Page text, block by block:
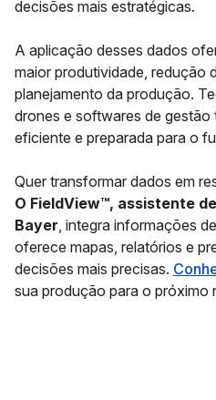
decisões mais estratégicas.
A aplicação desses dados
maior produtividade, redução
planejamento da produção.
drones e softwares de gestão
eficiente e preparada para o
Quer transformar dados em
O FieldView™, assistente
Bayer, integra informações
oferece mapas, relatórios e
decisões mais precisas.
sua produção para o próximo